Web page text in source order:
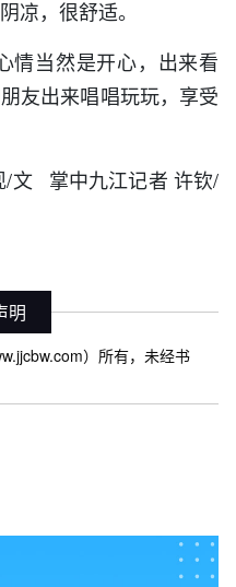
凉，很舒适。
情当然是开心，出来看
友出来唱唱玩玩，享受
/文 掌中九江记者 许钦/
明
）所有，未经书